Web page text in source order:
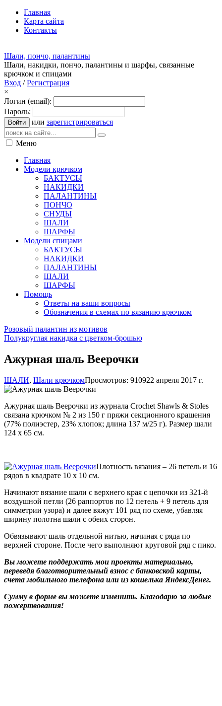
Главная
Карта сайта
Контакты
Шали, пончо, палантины
Шали, накидки, пончо, палантины и шарфы, связанные
крючком и спицами
Вход /Регистрация
×
Логин (email):
Пароль:
Войти или зарегистрироваться
Меню
Главная
Модели крючком
БАКТУСЫ
НАКИДКИ
ПАЛАНТИНЫ
ПОНЧО
СНУДЫ
ШАЛИ
ШАРФЫ
Модели спицами
БАКТУСЫ
НАКИДКИ
ПАЛАНТИНЫ
ШАЛИ
ШАРФЫ
Помощь
Ответы на ваши вопросы
Обозначения в схемах по вязанию крючком
Розовый палантин из мотивов
Полукруглая накидка с цветком-брошью
Ажурная шаль Веерочки
ШАЛИ, Шали крючкомПросмотров: 910922 апреля 2017 г.
Ажурная шаль Веерочки из журнала Crochet Shawls & Stoles
связана крючком № 2 из 150 г пряжи секционного крашения
(77% полиэстер, 23% хлопок; длина 137 м/25 г). Размер шали
124 х 65 см.
Плотность вязания – 26 петель и 16
рядов в квадрате 10 х 10 см.
Начинают вязание шали с верхнего края с цепочки из 321-й
воздушной петли (26 раппортов по 12 петель + 9 петель для
симметрии узора) и далее вяжут 101 ряд по схеме, убавляя
ширину полотна шали с обеих сторон.
Обвязывают шаль отдельной нитью, начиная с ряда по
верхней стороне. После чего выполняют круговой ряд с пико.
Вы можете поддержать мои проекты материально,
переведя благотворительный взнос с банковской карты,
счета мобильного телефона или из кошелька ЯндексДенег.
Сумму в форме вы можете изменить. Благодарю за любые
пожертвования!